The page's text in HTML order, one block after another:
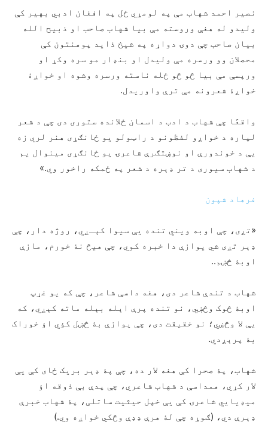
نصیر احمد شهاب مې په لومړي ځل په افغان ادبي بهیر کې
ولیدو له هغې وروسته مې بیا شهاب صاحب او ذبیح الله
بیان صاحب چې دوۍ دواړه په شیخ ذاید پوهنتون کې
محصلان وو ورسره مې ولیدل او بنډار مو سره وکړ او
ورپسې مې بیا څو څو ځله ناسته ورسره وشوه او خواږۀ
خواږۀ شعرونه مې ترې واوریدل.
واقعًا چې شهاب د ادب د اسمان ځلانده ستوری دی چې د شعر
لپاره د خواږو لفظونو د راټولو یو ځانګړی هنر لري زه
یې د خوندورې او نوښتګرې شاعرۍ یو ځانګړی مینوال یم
د شهاب سیوری د تر ډېره د شعر په ځمکه راخور وي.»
فرهاد شپون
«تږی، چې اوبه ویني تنده یې سیوا کېـږي، روژه دار، چې
ډېر تږی شي یوازې دا خبره کوي، چې هیڅ نۀ خورم، مازې
اوبۀ څښم..
شهاب د تندې شاعر دی، هغه داسې شاعر، چې که یو غړپ
اوبۀ څوک وڅښي، نو تنده پرې اېله بېله ماته کېږي، که
یې لا وڅښي؛ نو خقیقت دی، چې یوازې بۀ څښل کؤي اؤ خوراک
بۀ پرېږدي.
شهاب، پۀ صحرا کې هغه لار ده، چې پۀ ډېر بریک ځای کې یې
لار کړي، همداسې د شهاب شاعري، چې پدې بې ذوقه اؤ
میډیايي شاعرۍ کې یې خپل حیثیت ساتلی، پۀ شهاب خبرې
ډېرې دي، (ګوړه چې لۀ هرې ډډې وڅکي خواږه وي.)